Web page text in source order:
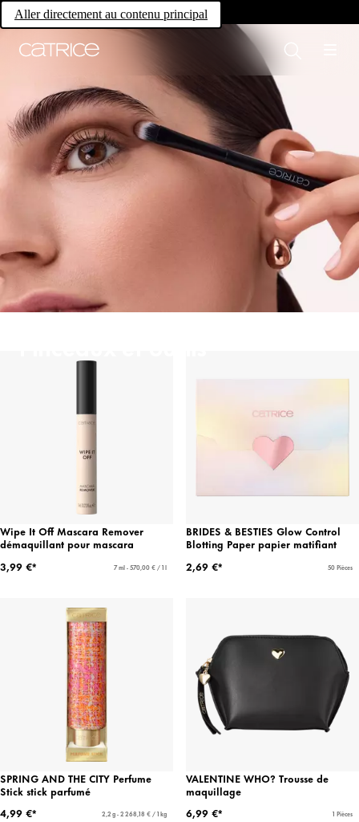
Aller directement au contenu principal
Own your magic.
Wipe It Off Mascara Remover
démaquillant pour mascara
3,99 €*
7 ml - 570,00 € / 1 l
BRIDES & BESTIES Glow Control
Blotting Paper papier matifiant
2,69 €*
50 Pièces
SPRING AND THE CITY Perfume
Stick stick parfumé
4,99 €*
2,2 g - 2 268,18 € / 1 kg
VALENTINE WHO? Trousse de
maquillage
6,99 €*
1 Pièces